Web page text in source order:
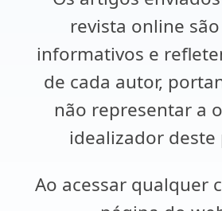
revista online
informativos e
de cada autor,
não representar a
idealizador
Ao acessar qualquer